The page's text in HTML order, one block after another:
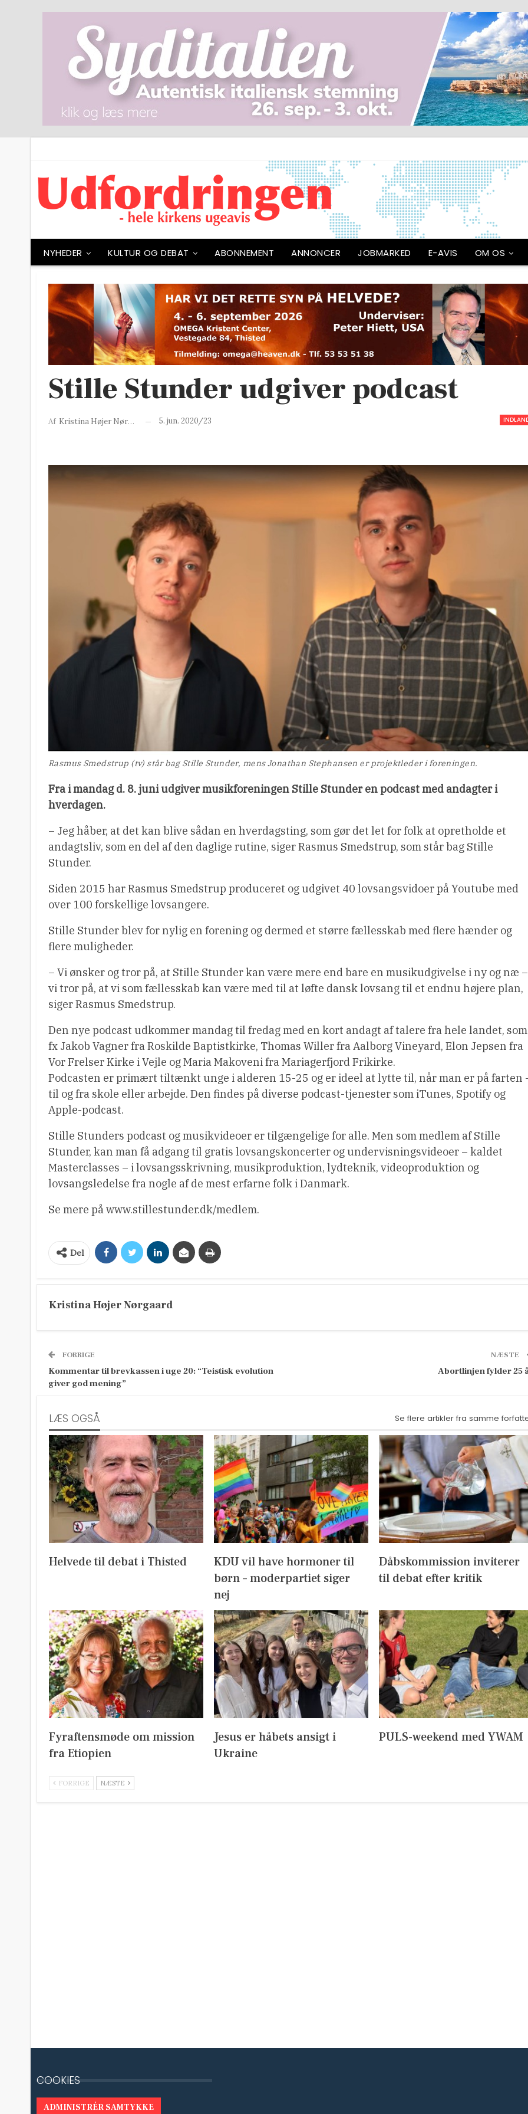
NYHEDER KULTUR OG DEBAT ABONNEMENT ANNONCER JOBMARKED E-AVIS OM OS
Stille Stunder udgiver podcast
Af Kristina Højer Nørgaard 5. jun. 2020/23
Rasmus Smedstrup (tv) står bag Stille Stunder, mens Jonathan Stephansen er projektleder i foreningen.
Fra i mandag d. 8. juni udgiver musikforeningen Stille Stunder en podcast med andagter i
hverdagen.
– Jeg håber, at det kan blive sådan en hverdagsting, som gør det let for folk at opretholde et
andagtsliv, som en del af den daglige rutine, siger Rasmus Smedstrup, som står bag Stille
Stunder.
Siden 2015 har Rasmus Smedstrup produceret og udgivet 40 lovsangsvidoer på Youtube med
over 100 forskellige lovsangere.
Stille Stunder blev for nylig en forening og dermed et større fællesskab med flere hænder og
flere muligheder.
– Vi ønsker og tror på, at Stille Stunder kan være mere end bare en musikudgivelse i ny og næ –
vi tror på, at vi som fællesskab kan være med til at løfte dansk lovsang til et endnu højere plan,
siger Rasmus Smedstrup.
Den nye podcast udkommer mandag til fredag med en kort andagt af talere fra hele landet, som
fx Jakob Vagner fra Roskilde Baptistkirke, Thomas Willer fra Aalborg Vineyard, Elon Jepsen fra
Vor Frelser Kirke i Vejle og Maria Makoveni fra Mariagerfjord Frikirke.
Podcasten er primært tiltænkt unge i alderen 15-25 og er ideel at lytte til, når man er på farten
til og fra skole eller arbejde. Den findes på diverse podcast-tjenester som iTunes, Spotify og
Apple-podcast.
Stille Stunders podcast og musikvideoer er tilgængelige for alle. Men som medlem af Stille
Stunder, kan man få adgang til gratis lovsangskoncerter og undervisningsvideoer – kaldet
Masterclasses – i lovsangsskrivning, musikproduktion, lydteknik, videoproduktion og
lovsangsledelse fra nogle af de mest erfarne folk i Danmark.
Se mere på www.stillestunder.dk/medlem.
Del
Kristina Højer Nørgaard
FORRIGE
Kommentar til brevkassen i uge 20: “Teistisk evolution
giver god mening”
NÆSTE
Abortlinjen fylder 25
LÆS OGSÅ Se flere artikler fra samme
Helvede til debat i Thisted
KDU vil have hormoner til
børn – moderpartiet siger
nej
Dåbskommission inviterer
til debat efter kritik
Fyraftensmøde om mission
fra Etiopien
Jesus er håbets ansigt i
Ukraine
PULS-weekend med YWAM
FORRIGE NÆSTE
COOKIES
ADMINISTRÉR SAMTYKKE